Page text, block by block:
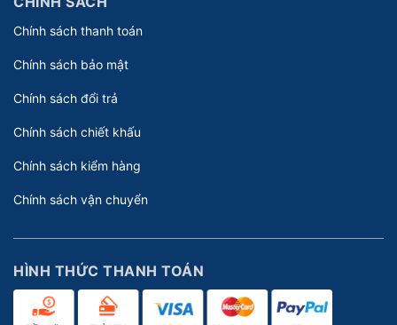
Chính sách thanh toán
Chính sách bảo mật
Chính sách đổi trả
Chính sách chiết khấu
Chính sách kiểm hàng
Chính sách vận chuyển
HÌNH THỨC THANH TOÁN